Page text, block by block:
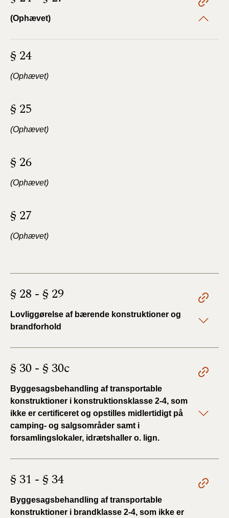
(Ophævet)
§ 24
(Ophævet)
§ 25
(Ophævet)
§ 26
(Ophævet)
§ 27
(Ophævet)
§ 28 - § 29
Lovliggørelse af bærende konstruktioner og
brandforhold
§ 30 - § 30c
Byggesagsbehandling af transportable
konstruktioner i konstruktionsklasse 2-4, som
ikke er certificeret og opstilles midlertidigt på
camping- og salgsområder samt i
forsamlingslokaler, idrætshaller o. lign.
§ 31 - § 34
Byggesagsbehandling af transportable
konstruktioner i brandklasse 2-4, som ikke er